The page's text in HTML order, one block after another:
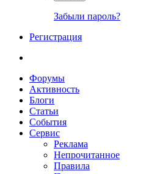
Забыли пароль?
Регистрация
Форумы
Активность
Блоги
Статьи
События
Сервис
Реклама
Непрочитанное
Правила